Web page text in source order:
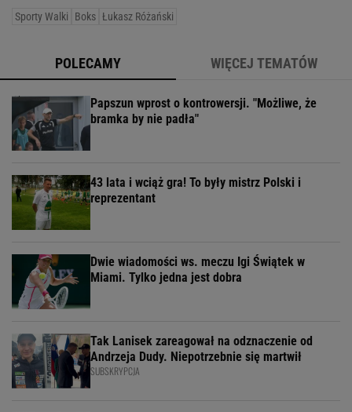
Sporty Walki Boks Łukasz Różański
POLECAMY WIĘCEJ TEMATÓW
Papszun wprost o kontrowersji. "Możliwe, że
bramka by nie padła"
43 lata i wciąż gra! To były mistrz Polski i
reprezentant
Dwie wiadomości ws. meczu Igi Świątek w
Miami. Tylko jedna jest dobra
Tak Lanisek zareagował na odznaczenie od
Andrzeja Dudy. Niepotrzebnie się martwił
SUBSKRYPCJA